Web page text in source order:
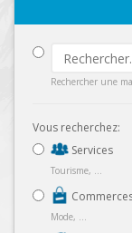
Rechercher une
Vous recherchez:
Services
Tourisme, ...
Mode, ...